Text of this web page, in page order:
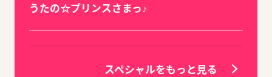
うたの☆プリンスさまっ♪
スペシャルをもっと見る